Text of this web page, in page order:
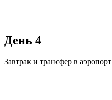
День 4
Завтрак и трансфер в аэропорт